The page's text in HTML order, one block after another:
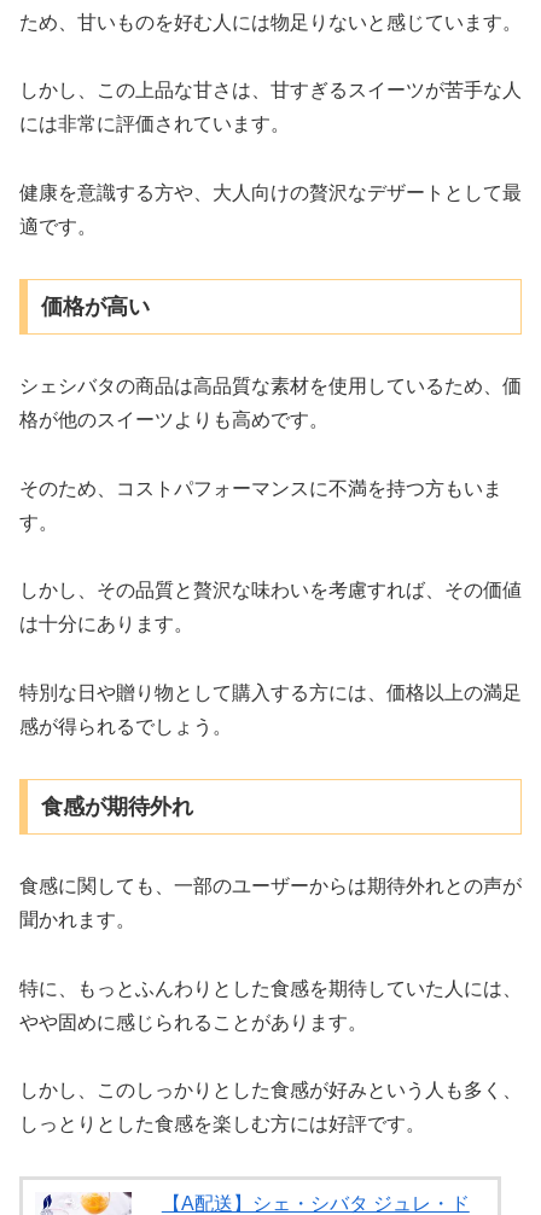
ため、甘いものを好む人には物足りないと感じています。
しかし、この上品な甘さは、甘すぎるスイーツが苦手な人
には非常に評価されています。
健康を意識する方や、大人向けの贅沢なデザートとして最
適です。
価格が高い
シェシバタの商品は高品質な素材を使用しているため、価
格が他のスイーツよりも高めです。
そのため、コストパフォーマンスに不満を持つ方もいま
す。
しかし、その品質と贅沢な味わいを考慮すれば、その価値
は十分にあります。
特別な日や贈り物として購入する方には、価格以上の満足
感が得られるでしょう。
食感が期待外れ
食感に関しても、一部のユーザーからは期待外れとの声が
聞かれます。
特に、もっとふんわりとした食感を期待していた人には、
やや固めに感じられることがあります。
しかし、このしっかりとした食感が好みという人も多く、
しっとりとした食感を楽しむ方には好評です。
【A配送】シェ・シバタ ジュレ・ド